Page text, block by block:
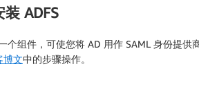
ADFS
个组件，可使您将 AD 用作 SAML 身份提
博文中的步骤操作。